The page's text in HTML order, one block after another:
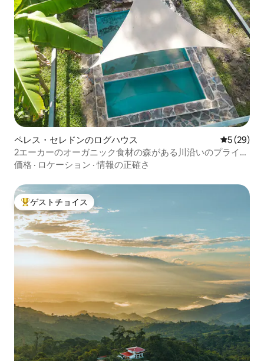
ペレス・セレドンのログハウス レビュー
5 (29)
2エーカーのオーガニック食材の森がある川沿いのプライベ
ートな土地
価格 · ロケーション ·情報の正確さ
大好評のゲストチョイスです。
ゲストチョイス